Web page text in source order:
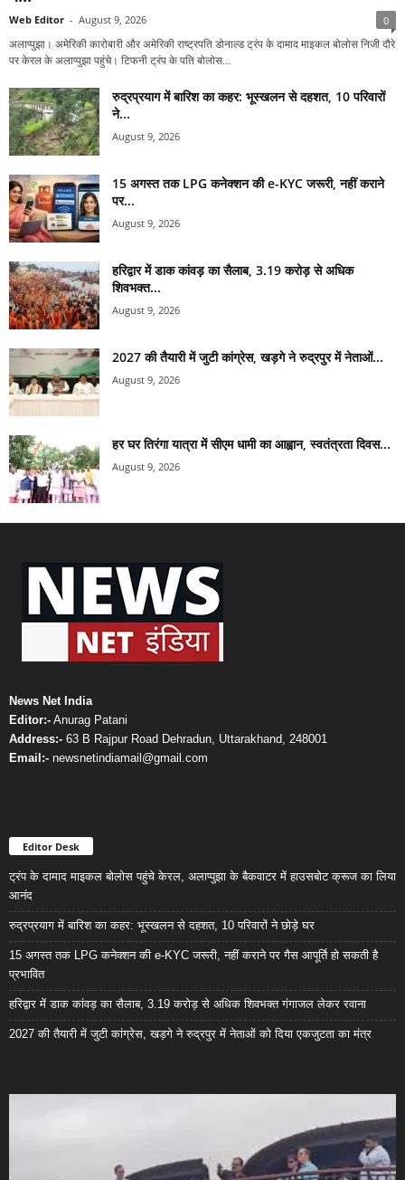
Web Editor - August 9, 2026 0
अलाप्पुझा। अमेरिकी कारोबारी और अमेरिकी राष्ट्रपति डोनाल्ड ट्रंप के दामाद माइकल बोलोस निजी दौरे
पर केरल के अलाप्पुझा पहुंचे। टिफनी ट्रंप के पति बोलोस...
रुद्रप्रयाग में बारिश का कहर: भूस्खलन से दहशत, 10 परिवारों
ने...
August 9, 2026
15 अगस्त तक LPG कनेक्शन की e-KYC जरूरी, नहीं कराने
पर...
August 9, 2026
हरिद्वार में डाक कांवड़ का सैलाब, 3.19 करोड़ से अधिक
शिवभक्त...
August 9, 2026
2027 की तैयारी में जुटी कांग्रेस, खड़गे ने रुद्रपुर में नेताओं...
August 9, 2026
हर घर तिरंगा यात्रा में सीएम धामी का आह्वान, स्वतंत्रता दिवस...
August 9, 2026
News Net India
Editor:- Anurag Patani
Address:- 63 B Rajpur Road Dehradun, Uttarakhand, 248001
Email:- newsnetindiamail@gmail.com
Editor Desk
ट्रंप के दामाद माइकल बोलोस पहुंचे केरल, अलाप्पुझा के बैकवाटर में हाउसबोट क्रूज का लिया
आनंद
रुद्रप्रयाग में बारिश का कहर: भूस्खलन से दहशत, 10 परिवारों ने छोड़े घर
15 अगस्त तक LPG कनेक्शन की e-KYC जरूरी, नहीं कराने पर गैस आपूर्ति हो सकती है
प्रभावित
हरिद्वार में डाक कांवड़ का सैलाब, 3.19 करोड़ से अधिक शिवभक्त गंगाजल लेकर रवाना
2027 की तैयारी में जुटी कांग्रेस, खड़गे ने रुद्रपुर में नेताओं को दिया एकजुटता का मंत्र